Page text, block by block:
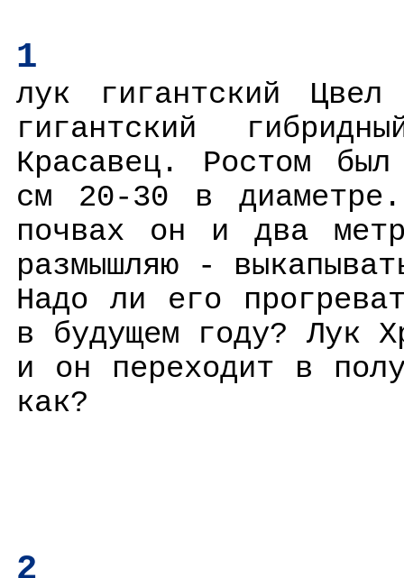
1
лук гигантский
гигантский
Красавец. Ростом
см 20-30 в
почвах он и два
размышляю -
Надо ли его
в будущем году? Лук
и он переходит в
как?
2